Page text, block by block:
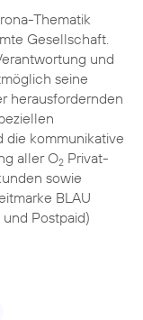
Thematik
Gesellschaft.
und
seine
herausfordernden
die kommunikative
aller O2Privat-
sowie
BLAU
Postpaid)